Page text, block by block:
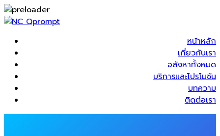
หน้าหลัก
เกี่ยวกับเรา
อสังหาทั้งหมด
บริการและโปรโมชัน
บทความ
ติดต่อเรา